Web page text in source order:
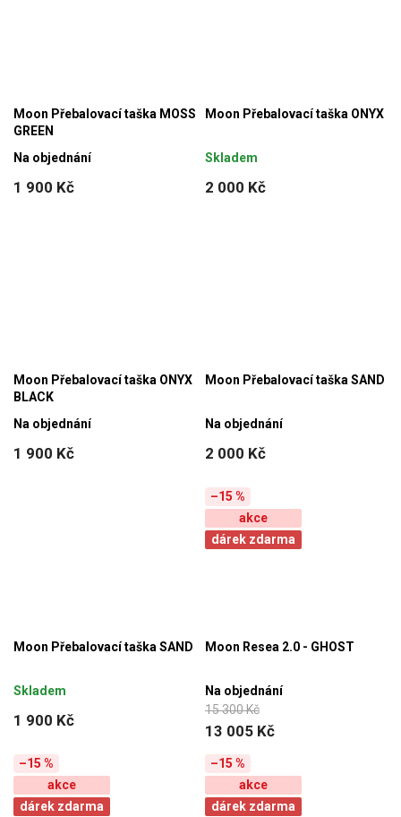
Moon Přebalovací taška MOSS
GREEN
1 900 Kč
Na objednání
Moon Přebalovací taška ONYX
2 000 Kč
Skladem
Moon Přebalovací taška ONYX
BLACK
1 900 Kč
Na objednání
Moon Přebalovací taška SAND
2 000 Kč
Na objednání
Moon Přebalovací taška SAND
1 900 Kč
Skladem
–15 %
akce
dárek zdarma
Moon Resea 2.0 - GHOST
15 300 Kč
13 005 Kč
Na objednání
–15 %
akce
dárek zdarma
–15 %
akce
dárek zdarma